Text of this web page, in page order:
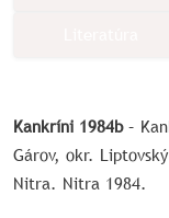
Kankríni 1984b–
Gárov, okr.
Nitra. Nitra 1984.